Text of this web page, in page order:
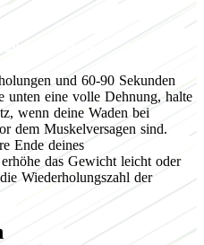
und 60-90 Sekunden
unten eine volle Dehnung, halte
wenn deine Waden bei
dem Muskelversagen sind.
Ende deines
das Gewicht leicht oder
Wiederholungszahl der